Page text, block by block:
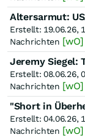
Erstellt: 19.06.26,
Nachrichten [wO]
Erstellt: 08.06.26,
Nachrichten [wO]
Erstellt: 04.06.26,
Nachrichten [wO]